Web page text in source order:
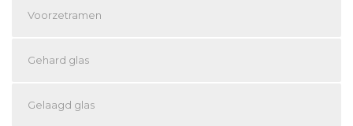
Voorzetramen
Gehard glas
Gelaagd glas